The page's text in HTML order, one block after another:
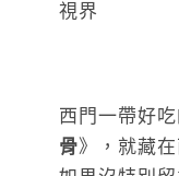
西門一帶好
骨》，就藏